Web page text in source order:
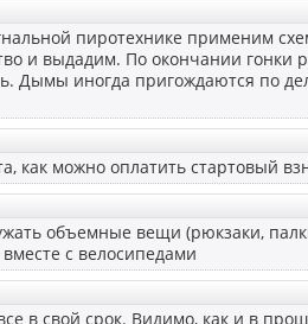
пиротехнике применим
и выдадим. По окончании гонки
Дымы иногда пригождаются по
как можно оплатить стартовый
объемные вещи (рюкзаки,
с велосипедами
в свой срок. Видимо, как и в